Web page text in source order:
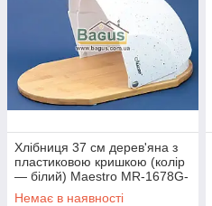
Хлібниця 37 см дерев'яна з
пластиковою кришкою (колір
— білий) Maestro MR-1678G-
1
Немає в наявності